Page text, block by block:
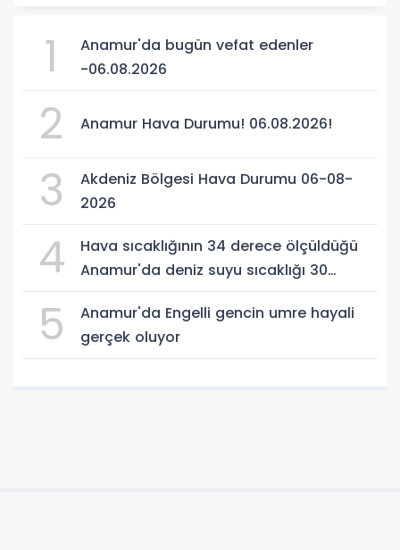
1
Anamur'da bugün vefat edenler
-06.08.2026
2 Anamur Hava Durumu! 06.08.2026!
3
Akdeniz Bölgesi Hava Durumu 06-08-
2026
4
Hava sıcaklığının 34 derece ölçüldüğü
Anamur'da deniz suyu sıcaklığı 30
5
Anamur'da Engelli gencin umre hayali
gerçek oluyor